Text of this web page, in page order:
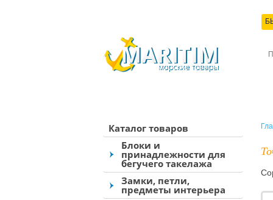
Каталог товаров
Блоки и
принадлежности для
бегучего такелажа
Замки, петли,
предметы интерьера